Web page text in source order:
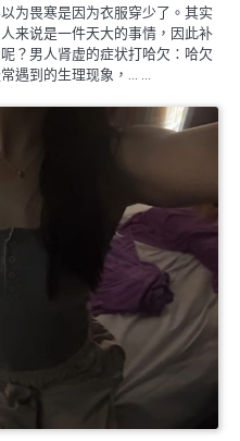
为畏寒是因为衣服穿少了。其实
来说是一件天大的事情，因此补
？男人肾虚的症状打哈欠：哈欠
遇到的生理现象，… …